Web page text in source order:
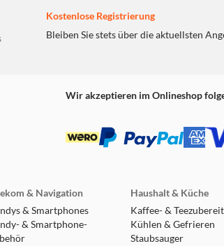
Kostenlose Registrierung
Bleiben Sie stets über die aktuellsten
Wir akzeptieren im Onlineshop
& Navigation
& Smartphones
& Smartphone-
Haushalt & Küche
Kaffee- &
Kühlen & Gefrieren
Staubsauger